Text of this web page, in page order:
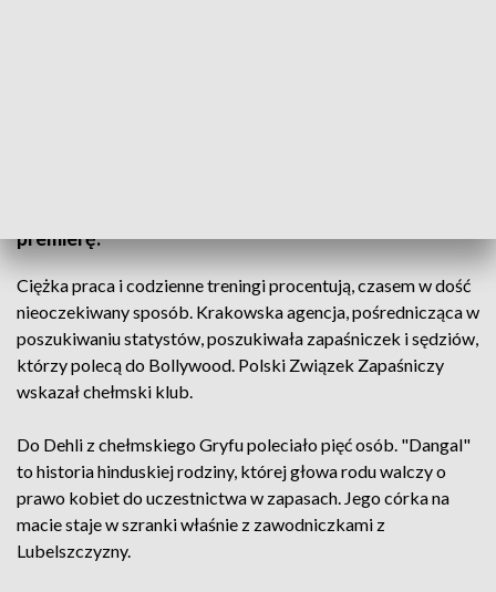
premierę.
Ciężka praca i codzienne treningi procentują, czasem w dość
nieoczekiwany sposób. Krakowska agencja, pośrednicząca w
poszukiwaniu statystów, poszukiwała zapaśniczek i sędziów,
którzy polecą do Bollywood. Polski Związek Zapaśniczy
wskazał chełmski klub.
Do Dehli z chełmskiego Gryfu poleciało pięć osób. "Dangal"
to historia hinduskiej rodziny, której głowa rodu walczy o
prawo kobiet do uczestnictwa w zapasach. Jego córka na
macie staje w szranki właśnie z zawodniczkami z
Lubelszczyzny.